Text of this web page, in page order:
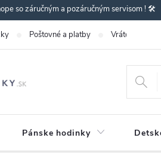
so záručným a pozáručným servisom ! 🛠️
Poštovné a platby Vrátenie-
Pánske hodinky